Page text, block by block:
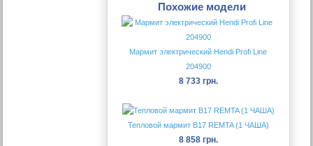
Похожие модели
Мармит электрический Hendi Profi Line
204900
8 733 грн.
Тепловой мармит B17 REMTA (1 ЧАША)
8 858 грн.